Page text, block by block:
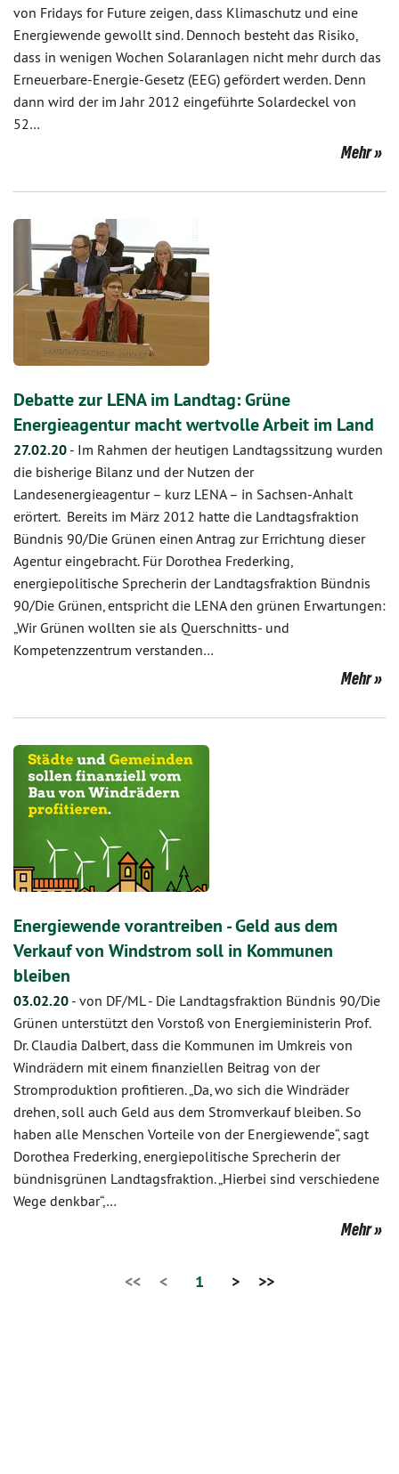
von Fridays for Future zeigen, dass Klimaschutz und eine
Energiewende gewollt sind. Dennoch besteht das Risiko,
dass in wenigen Wochen Solaranlagen nicht mehr durch das
Erneuerbare-Energie-Gesetz (EEG) gefördert werden. Denn
dann wird der im Jahr 2012 eingeführte Solardeckel von
52…
Mehr
Debatte zur LENA im Landtag: Grüne
Energieagentur macht wertvolle Arbeit im Land
27.02.20 - Im Rahmen der heutigen Landtagssitzung wurden
die bisherige Bilanz und der Nutzen der
Landesenergieagentur – kurz LENA – in Sachsen-Anhalt
erörtert. Bereits im März 2012 hatte die Landtagsfraktion
Bündnis 90/Die Grünen einen Antrag zur Errichtung dieser
Agentur eingebracht. Für Dorothea Frederking,
energiepolitische Sprecherin der Landtagsfraktion Bündnis
90/Die Grünen, entspricht die LENA den grünen Erwartungen:
„Wir Grünen wollten sie als Querschnitts- und
Kompetenzzentrum verstanden…
Mehr
Energiewende vorantreiben - Geld aus dem
Verkauf von Windstrom soll in Kommunen
bleiben
03.02.20 - von DF/ML- Die Landtagsfraktion Bündnis 90/Die
Grünen unterstützt den Vorstoß von Energieministerin Prof.
Dr. Claudia Dalbert, dass die Kommunen im Umkreis von
Windrädern mit einem finanziellen Beitrag von der
Stromproduktion profitieren. „Da, wo sich die Windräder
drehen, soll auch Geld aus dem Stromverkauf bleiben. So
haben alle Menschen Vorteile von der Energiewende“, sagt
Dorothea Frederking, energiepolitische Sprecherin der
bündnisgrünen Landtagsfraktion. „Hierbei sind verschiedene
Wege denkbar“,…
Mehr
<< < 1 > >>